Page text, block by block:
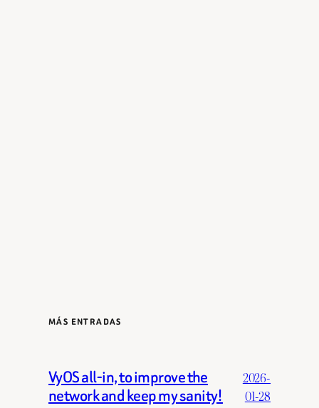
MÁS ENTRADAS
VyOS all-in, to improve the
network and keep my sanity!
2026-
01-28